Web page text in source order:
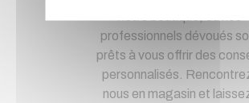
professionnels dévoués
prêts à vous offrir des
personnalisés.
nous en magasin et